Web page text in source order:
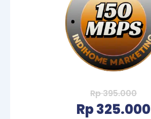
Rp 395.000
Rp 325.000